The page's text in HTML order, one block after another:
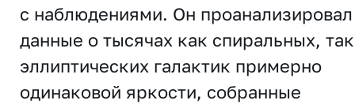
с наблюдениями. Он проанализировал
данные о тысячах как спиральных,
эллиптических галактик примерно
одинаковой яркости, собранные